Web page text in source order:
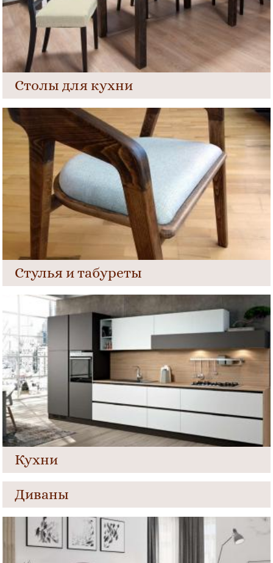
Столы для кухни
Стулья и табуреты
Кухни
Диваны